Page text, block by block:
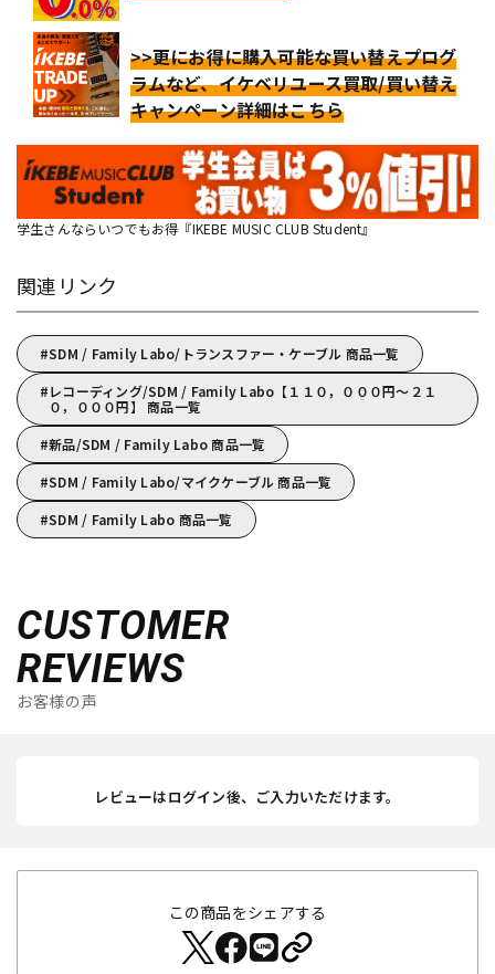
>>更にお得に購入可能な買い替えプログ
ラムなど、イケベリユース買取/買い替え
キャンペーン詳細はこちら
学生さんならいつでもお得『IKEBE MUSIC CLUB Student』
関連リンク
SDM / Family Labo/トランスファー・ケーブル 商品一覧
レコーディング/SDM / Family Labo【１１０，０００円～２１
０，０００円】 商品一覧
新品/SDM / Family Labo 商品一覧
SDM / Family Labo/マイクケーブル 商品一覧
SDM / Family Labo 商品一覧
CUSTOMER
REVIEWS
お客様の声
レビューはログイン後、ご入力いただけます。
この商品をシェアする